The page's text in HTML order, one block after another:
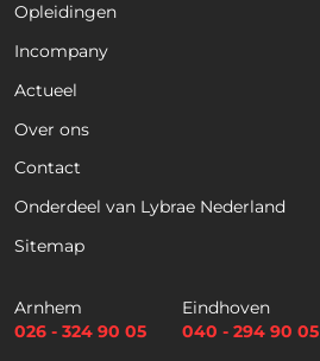
Opleidingen
Incompany
Actueel
Over ons
Contact
Onderdeel van Lybrae Nederland
Sitemap
Arnhem
026 - 324 90 05
Eindhoven
040 - 294 90 05
Naam
Telefoon
m
a